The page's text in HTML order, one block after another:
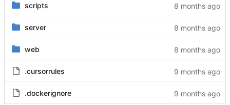
scripts
server
web
.cursorrules
.dockerignore